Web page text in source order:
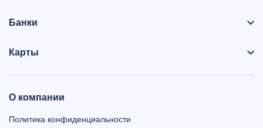
Банки
Карты
О компании
Политика конфиденциальности